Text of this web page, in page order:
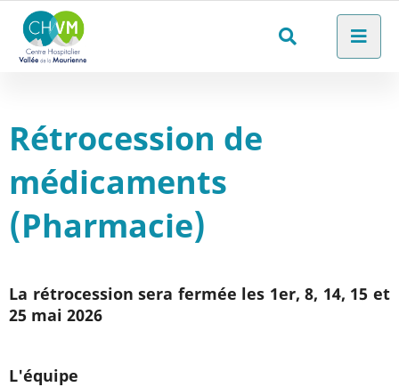
Aller à la recherche
Rechercher
Rétrocession de
médicaments
(Pharmacie)
La rétrocession sera fermée les 1er, 8, 14, 15 et
25 mai 2026
L'équipe